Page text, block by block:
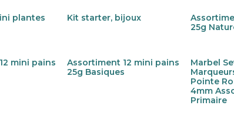
plantes Nouveau !
Kit starter, bijoux
25g
mini pains
Nouveau !
Assortiment 12 mini pains
25g Basiques
Marbel
Pointe
4mm
Primaire